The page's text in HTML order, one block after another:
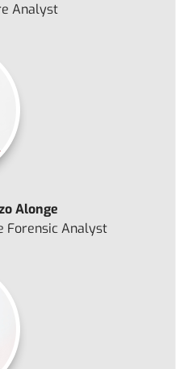
Analyst
Alonge
Forensic Analyst